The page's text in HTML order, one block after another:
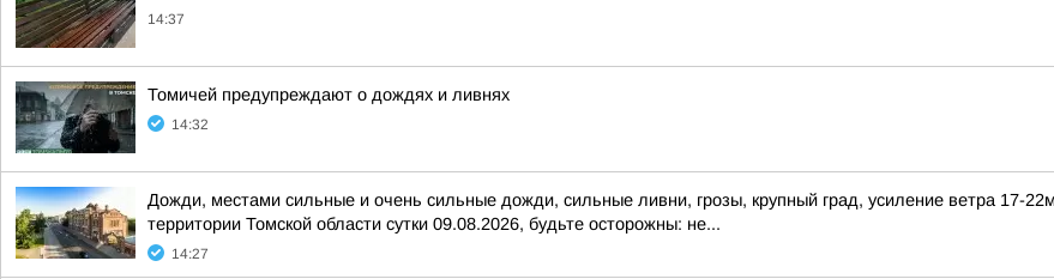
14:37
Томичей предупреждают о дождях и ливнях
14:32
Дожди, местами сильные и очень сильные дожди, сильные ливни, грозы, крупный град, усиление ветра 17-
территории Томской области сутки 09.08.2026, будьте осторожны: не...
14:27